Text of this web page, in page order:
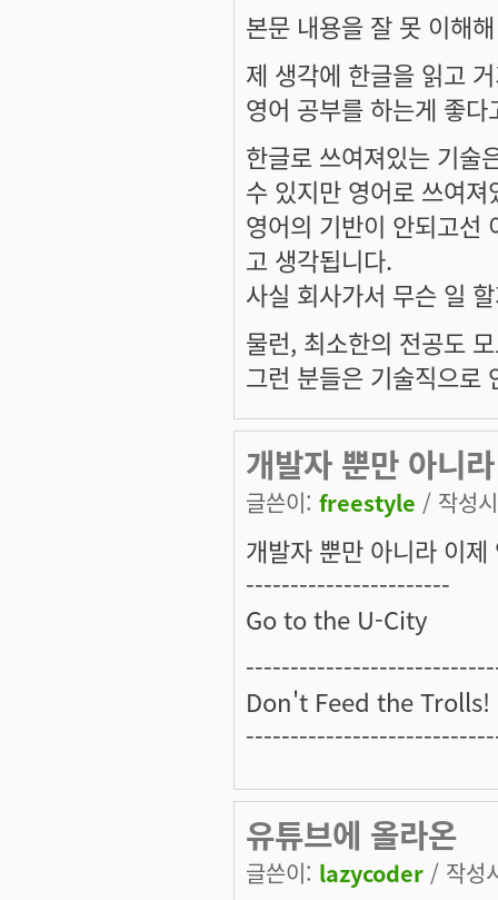
본문 내용을 잘 못 이해
제 생각에 한글을 읽고
영어 공부를 하는게 좋
한글로 쓰여져있는 기술
수 있지만 영어로 쓰여져
영어의 기반이 안되고선
고 생각됩니다.
사실 회사가서 무슨 일
물런, 최소한의 전공도
그런 분들은 기술직으로
개발자 뿐만 아니라
글쓴이: freestyle / 작성
개발자 뿐만 아니라 이
-----------------------
Go to the U-City
Don't Feed the Trolls!
유튜브에 올라온
글쓴이: lazycoder / 작성